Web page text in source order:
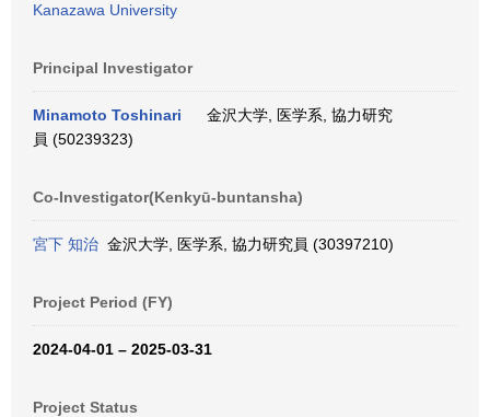
Kanazawa University
Principal Investigator
Minamoto Toshinari
金沢大学, 医学系, 協力研究
員 (50239323)
Co-Investigator(Kenkyū-buntansha)
宮下 知治 金沢大学, 医学系, 協力研究員 (30397210)
Project Period (FY)
2024-04-01 – 2025-03-31
Project Status